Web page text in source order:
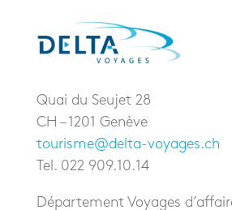
Quai du Seujet 28
CH – 1201 Genève
tourisme@delta-voyages.ch
Tel. 022 909.10.14
Département Voyages